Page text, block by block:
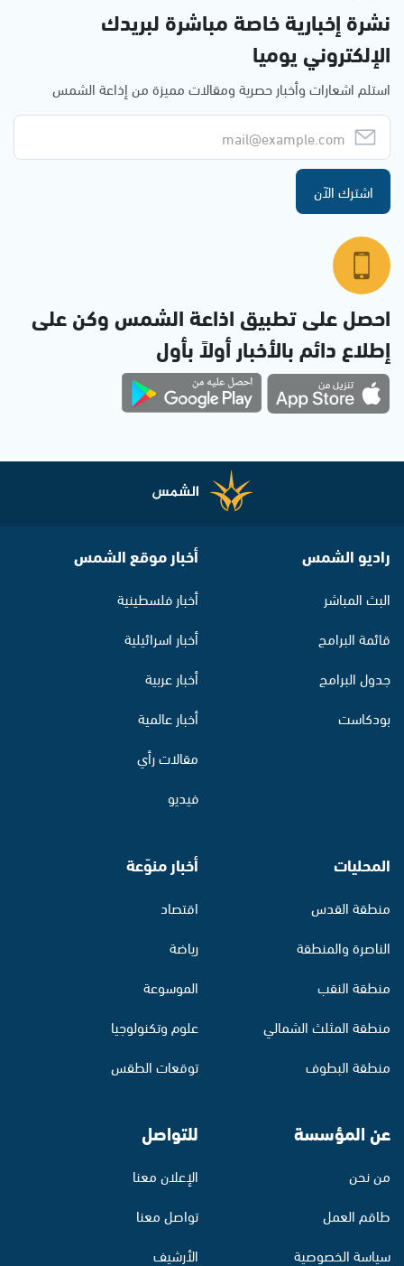
نشرة إخبارية خاصة مباشرة لبريدك
الإلكتروني يوميا
استلم اشعارات وأخبار حصرية ومقالات مميزة من إذاعة الشمس
اشترك الآن
احصل على تطبيق اذاعة الشمس وكن على
إطلاع دائم بالأخبار أولاً بأول
راديو الشمس
البث المباشر
قائمة البرامج
جدول البرامج
بودكاست
أخبار موقع الشمس
أخبار فلسطينية
أخبار اسرائيلية
أخبار عربية
أخبار عالمية
مقالات رأي
فيديو
المحليات
منطقة القدس
الناصرة والمنطقة
منطقة النقب
منطقة المثلث الشمالي
منطقة البطوف
أخبار منوّعة
اقتصاد
رياضة
الموسوعة
علوم وتكنولوجيا
توقعات الطقس
عن المؤسسة
من نحن
طاقم العمل
سياسة الخصوصية
للتواصل
الإعلان معنا
تواصل معنا
الأرشيف